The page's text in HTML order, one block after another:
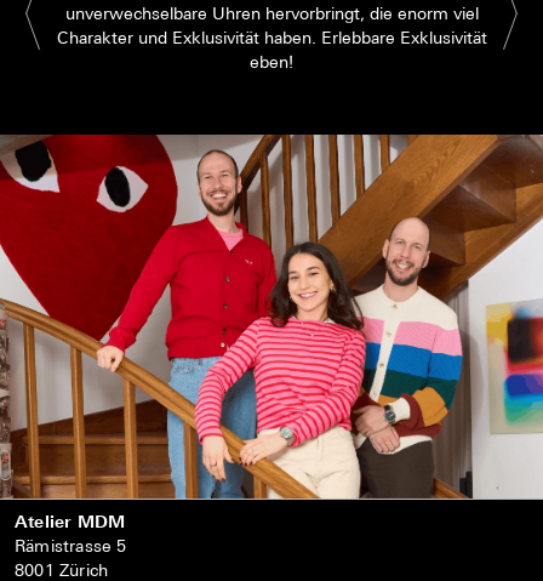
unverwechselbare Uhren hervorbringt, die enorm viel
Charakter und Exklusivität haben. Erlebbare Exklusivität
eben!
Atelier MDM
Rämistrasse 5
8001 Zürich